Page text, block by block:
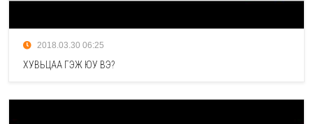
2018.03.30 06:25
ХУВЬЦАА ГЭЖ ЮУ ВЭ?